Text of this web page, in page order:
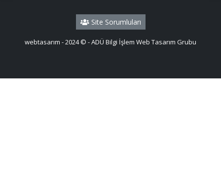
Site Sorumluları
webtasarım - 2024 © - ADÜ Bilgi İşlem Web Tasarım Grubu